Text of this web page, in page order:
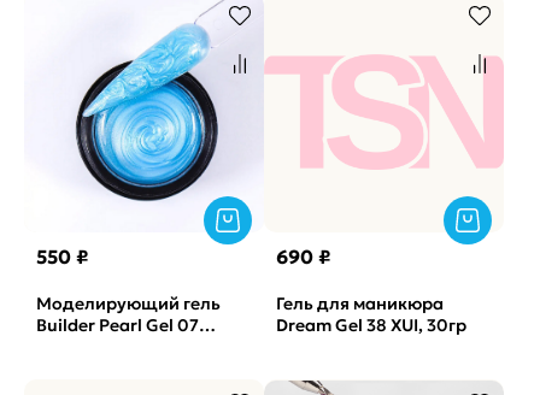
550 ₽
Моделирующий гель
Builder Pearl Gel 07
690 ₽
Гель для маникюра
Dream Gel 38 XUI, 30гр